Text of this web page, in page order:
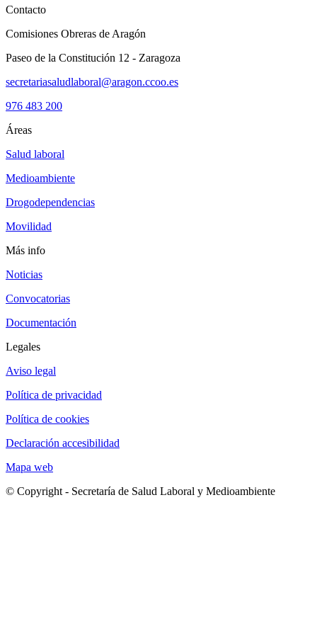
Contacto
Comisiones Obreras de Aragón
Paseo de la Constitución 12 - Zaragoza
secretariasaludlaboral@aragon.ccoo.es
976 483 200
Áreas
Salud laboral
Medioambiente
Drogodependencias
Movilidad
Más info
Noticias
Convocatorias
Documentación
Legales
Aviso legal
Política de privacidad
Política de cookies
Declaración accesibilidad
Mapa web
© Copyright - Secretaría de Salud Laboral y Medioambiente